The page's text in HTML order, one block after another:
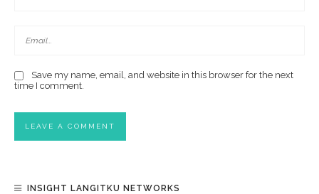
Save my name, email, and website in this browser for the next
time I comment.
INSIGHT LANGITKU NETWORKS